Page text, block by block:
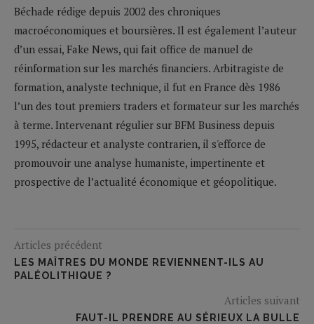
Béchade rédige depuis 2002 des chroniques
macroéconomiques et boursières. Il est également l’auteur
d’un essai, Fake News, qui fait office de manuel de
réinformation sur les marchés financiers. Arbitragiste de
formation, analyste technique, il fut en France dès 1986
l’un des tout premiers traders et formateur sur les marchés
à terme. Intervenant régulier sur BFM Business depuis
1995, rédacteur et analyste contrarien, il s'efforce de
promouvoir une analyse humaniste, impertinente et
prospective de l’actualité économique et géopolitique.
Articles précédent
LES MAÎTRES DU MONDE REVIENNENT-ILS AU
PALÉOLITHIQUE ?
Articles suivant
FAUT-IL PRENDRE AU SÉRIEUX LA BULLE